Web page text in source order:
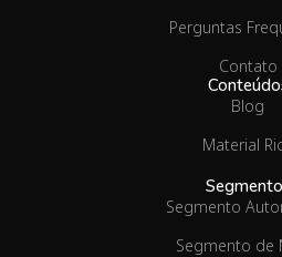
Perguntas
Contato
Blog
Material
Segmento
Segmento de